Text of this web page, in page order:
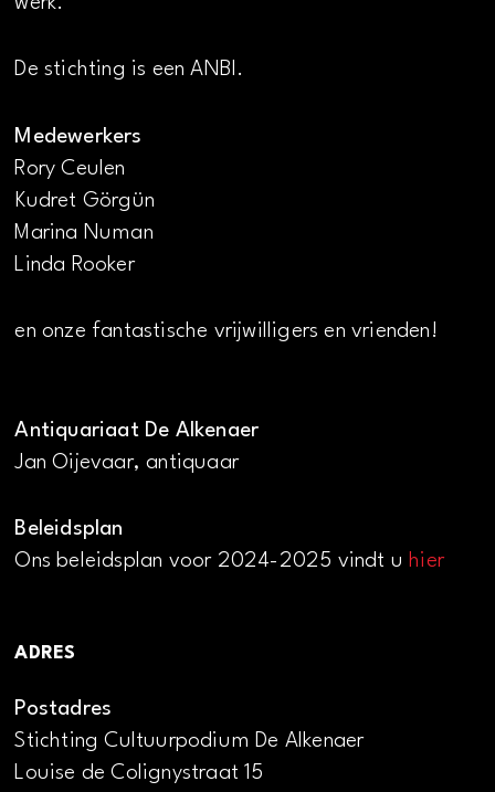
De stichting is een ANBI.
Medewerkers
Rory Ceulen
Kudret Görgün
Marina Numan
Linda Rooker
en onze fantastische vrijwilligers en vrienden!
Antiquariaat De Alkenaer
Jan Oijevaar, antiquaar
Beleidsplan
Ons beleidsplan voor 2024-2025 vindt uhier
ADRES
Postadres
Stichting Cultuurpodium De Alkenaer
Louise de Colignystraat 15